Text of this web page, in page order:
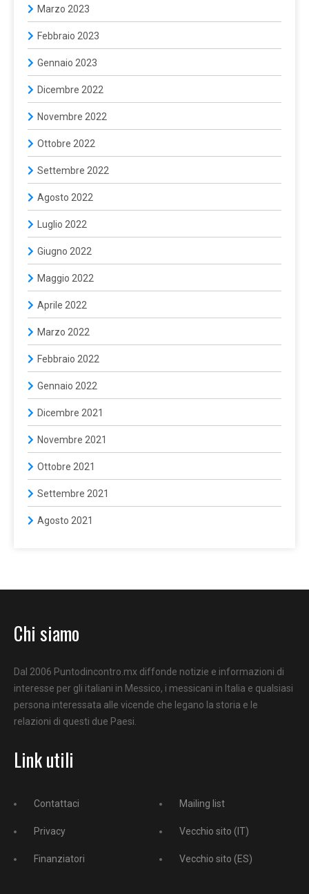
Marzo 2023
Febbraio 2023
Gennaio 2023
Dicembre 2022
Novembre 2022
Ottobre 2022
Settembre 2022
Agosto 2022
Luglio 2022
Giugno 2022
Maggio 2022
Aprile 2022
Marzo 2022
Febbraio 2022
Gennaio 2022
Dicembre 2021
Novembre 2021
Ottobre 2021
Settembre 2021
Agosto 2021
Chi siamo
Dal 2006 Puntodincontro.mx diffonde notizie e informazioni di
interesse per gli italiani in Messico, i messicani in Italia e qualsiasi
persona interessata alle vicende che legano la storia e le
relazioni di questi due Paesi.
Link utili
Contattaci
Privacy
Finanziatori
Mailing list
Vecchio sito (IT)
Vecchio sito (ES)